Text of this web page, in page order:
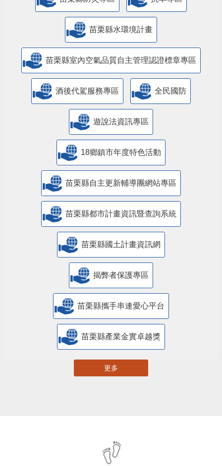
苗栗縣水環境計畫
苗栗縣室內空氣品質自主管理認證標章專區
酒後代駕服務專區 全民國防
遊說法資訊專區
18鄉鎮市年度特色活動
苗栗縣自主更新輔導團網站專區
苗栗縣都市計畫資訊暨查詢系統
苗栗縣國土計畫資訊網
揭弊者保護專區
苗栗縣攜手串連愛心平台
苗栗縣產業金實卓越獎
更多